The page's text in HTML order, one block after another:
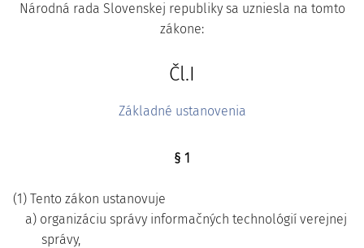
Národná rada Slovenskej republiky sa uzniesla na tomto
zákone:
Čl.I
Základné ustanovenia
§ 1
(1) Tento zákon ustanovuje
a) organizáciu správy informačných technológií verejnej
správy,